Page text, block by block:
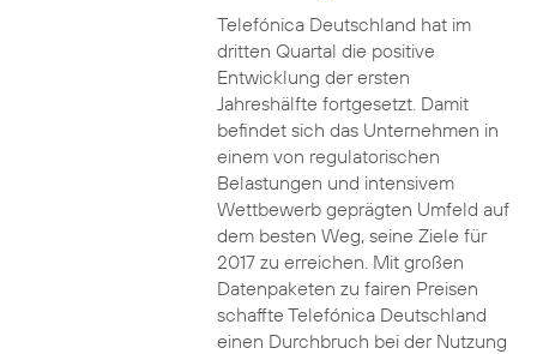
Telefónica Deutschland hat im
dritten Quartal die positive
Entwicklung der ersten
Jahreshälfte fortgesetzt. Damit
befindet sich das Unternehmen in
einem von regulatorischen
Belastungen und intensivem
Wettbewerb geprägten Umfeld auf
dem besten Weg, seine Ziele für
2017 zu erreichen. Mit großen
Datenpaketen zu fairen Preisen
schaffte Telefónica Deutschland
einen Durchbruch bei der Nutzung